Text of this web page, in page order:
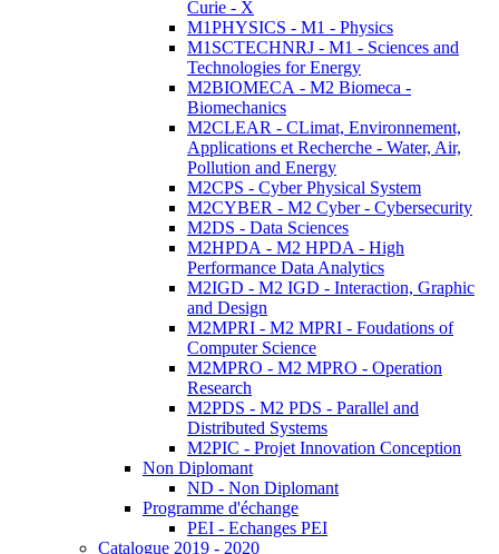
Curie - X
M1PHYSICS - M1 - Physics
M1SCTECHNRJ - M1 - Sciences and
Technologies for Energy
M2BIOMECA - M2 Biomeca -
Biomechanics
M2CLEAR - CLimat, Environnement,
Applications et Recherche - Water, Air,
Pollution and Energy
M2CPS - Cyber Physical System
M2CYBER - M2 Cyber - Cybersecurity
M2DS - Data Sciences
M2HPDA - M2 HPDA - High
Performance Data Analytics
M2IGD - M2 IGD - Interaction, Graphic
and Design
M2MPRI - M2 MPRI - Foudations of
Computer Science
M2MPRO - M2 MPRO - Operation
Research
M2PDS - M2 PDS - Parallel and
Distributed Systems
M2PIC - Projet Innovation Conception
Non Diplomant
ND - Non Diplomant
Programme d'échange
PEI - Echanges PEI
Catalogue 2019 - 2020